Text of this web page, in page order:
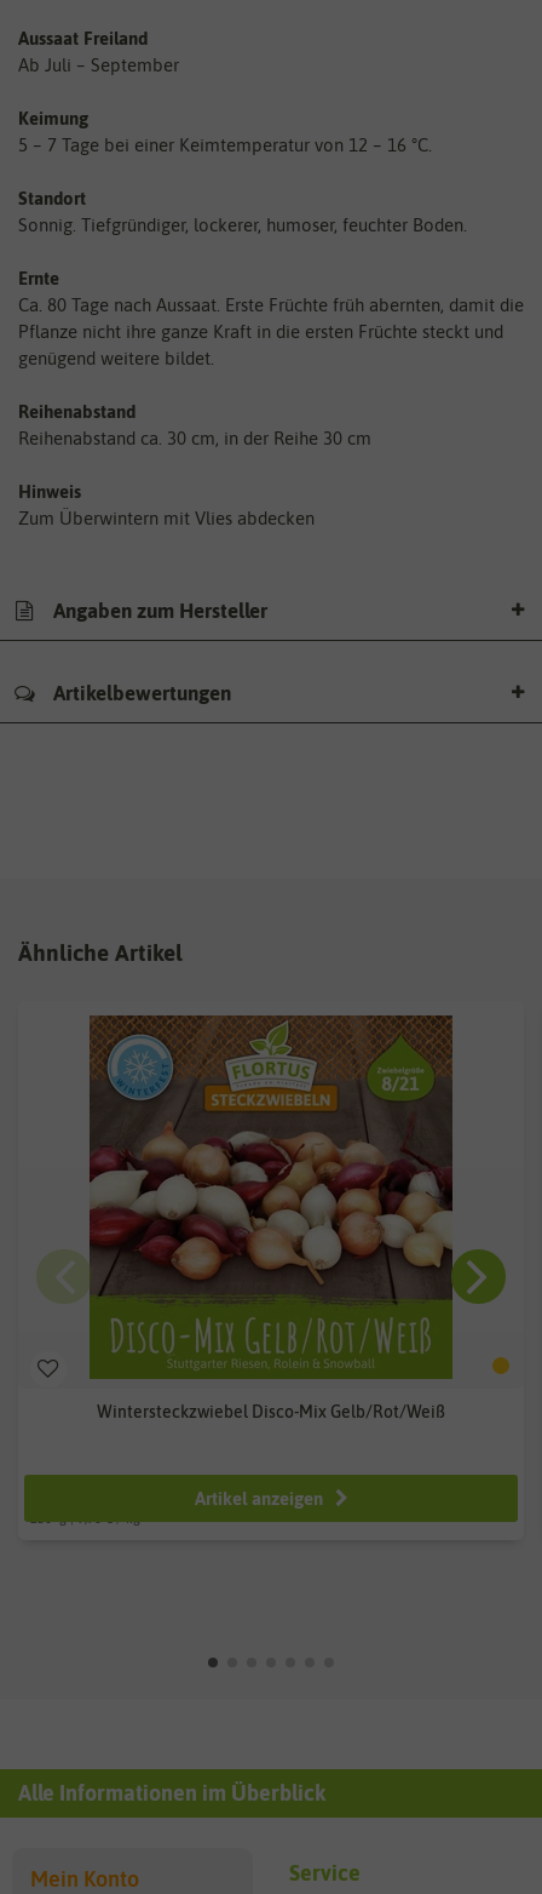
Aussaat Freiland
Ab Juli – September
Keimung
5 – 7 Tage bei einer Keimtemperatur von 12 – 16 °C.
Standort
Sonnig. Tiefgründiger, lockerer, humoser, feuchter Boden.
Ernte
Ca. 80 Tage nach Aussaat. Erste Früchte früh abernten, damit die
Pflanze nicht ihre ganze Kraft in die ersten Früchte steckt und
genügend weitere bildet.
Reihenabstand
Reihenabstand ca. 30 cm, in der Reihe 30 cm
Hinweis
Zum Überwintern mit Vlies abdecken
Angaben zum Hersteller
Artikelbewertungen
Ähnliche Artikel
Wintersteckzwiebel Disco-Mix Gelb/Rot/Weiß
Artikel anzeigen
Alle Informationen im Überblick
Mein Konto Service